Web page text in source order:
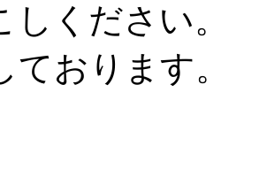
しください。
ております。